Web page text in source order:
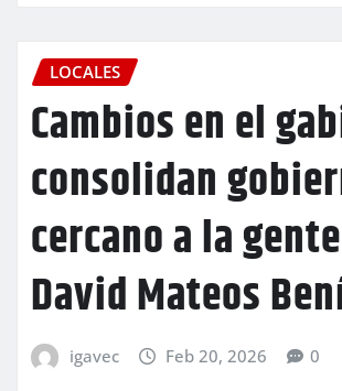
LOCALES
Cambios en el
consolidan
cercano a la
David Mateos
igavec Feb 20, 2026 0